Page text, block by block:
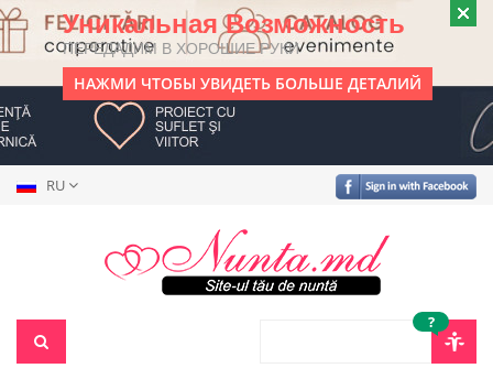
Уникальная Возможность
ПЕРЕДАДИМ В ХОРОШИЕ РУКИ
НАЖМИ ЧТОБЫ УВИДЕТЬ БОЛЬШЕ ДЕТАЛИЙ
RU
?